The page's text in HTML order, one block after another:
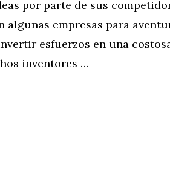
por parte de sus
algunas empresas para
esfuerzos en una
inventores …